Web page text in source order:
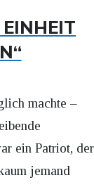
machte –
ein Patriot, der
jemand